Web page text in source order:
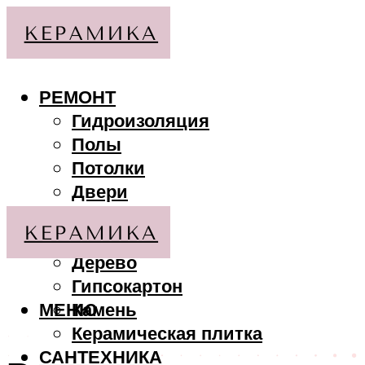
РЕМОНТ
Гидроизоляция
Полы
Потолки
Двери
МАТЕРИАЛЫ
Дерево
Гипсокартон
Камень
Керамическая плитка
САНТЕХНИКА
МЕНЮ